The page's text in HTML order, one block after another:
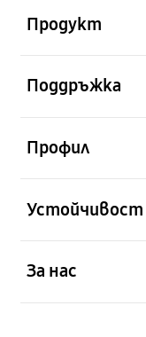
Продукт
Поддръжка
Профил
Устойчивост
За нас